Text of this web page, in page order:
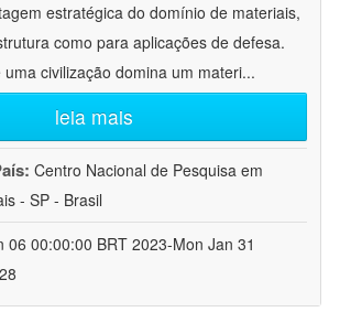
estratégica do domínio de materiais,
como para aplicações de defesa.
civilização domina um materi...
leia mais
Centro Nacional de Pesquisa em
- SP - Brasil
06 00:00:00 BRT 2023-Mon Jan 31